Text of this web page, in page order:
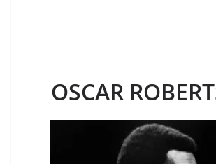
OSCAR